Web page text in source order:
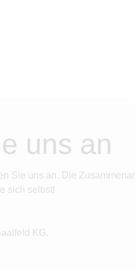
uns an
Sie uns an. Die
sich selbst!
KG.